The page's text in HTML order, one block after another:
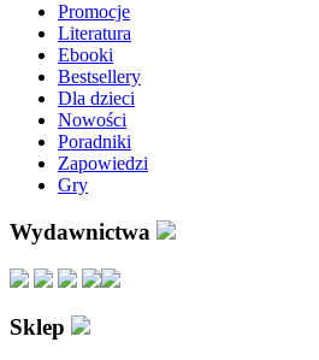
Promocje
Literatura
Ebooki
Bestsellery
Dla dzieci
Nowości
Poradniki
Zapowiedzi
Gry
Wydawnictwa
Sklep